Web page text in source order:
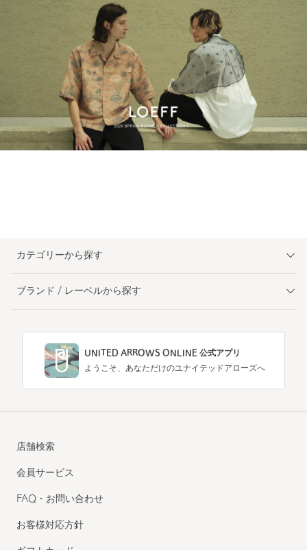
カテゴリーから探す
ブランド / レーベルから探す
UNITED ARROWS ONLINE 公式アプリ
ようこそ、あなただけのユナイテッドアローズへ
店舗検索
会員サービス
FAQ・お問い合わせ
お客様対応方針